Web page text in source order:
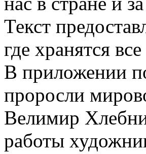
Текст
где хранятся
В приложении
проросли
Велимир
работы